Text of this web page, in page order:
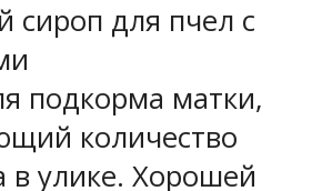
сироп для пчел с
подкорма матки,
количество
в улике. Хорошей